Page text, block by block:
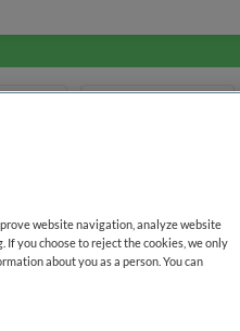
website navigation, analyze website
If you choose to reject the cookies, we only
about you as a person. You can